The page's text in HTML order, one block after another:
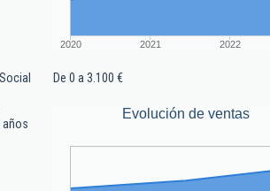
2020 2021 2022
De 0 a 3.100 €
Evolución de ventas